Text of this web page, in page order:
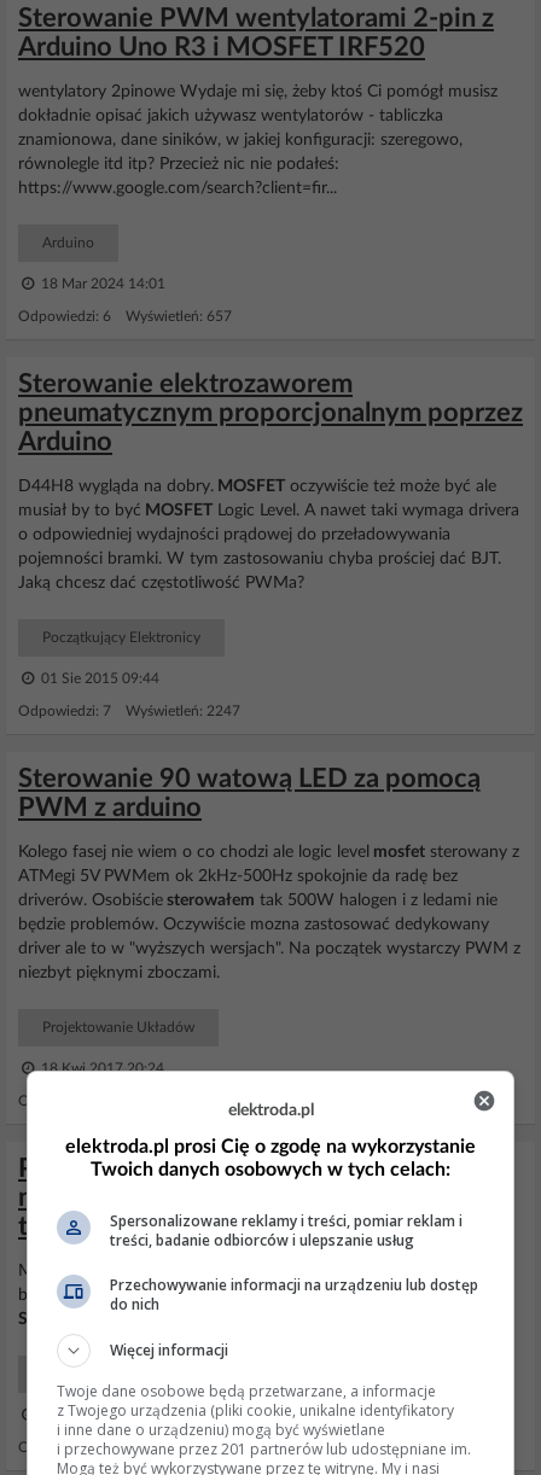
Sterowanie PWM wentylatorami 2-pin z
Arduino Uno R3 i MOSFET IRF520
wentylatory 2pinowe Wydaje mi się, żeby ktoś Ci pomógł musisz
dokładnie opisać jakich używasz wentylatorów - tabliczka
znamionowa, dane siników, w jakiej konfiguracji: szeregowo,
równolegle itd itp? Przecież nic nie podałeś:
https://www.google.com/search?client=fir...
Arduino
18 Mar 2024 14:01
Odpowiedzi: 6 Wyświetleń: 657
Sterowanie elektrozaworem
pneumatycznym proporcjonalnym poprzez
Arduino
D44H8 wygląda na dobry. MOSFET oczywiście też może być ale
musiał by to być MOSFET Logic Level. A nawet taki wymaga drivera
o odpowiedniej wydajności prądowej do przeładowywania
pojemności bramki. W tym zastosowaniu chyba prościej dać BJT.
Jaką chcesz dać częstotliwość PWMa?
Początkujący Elektronicy
01 Sie 2015 09:44
Odpowiedzi: 7 Wyświetleń: 2247
Sterowanie 90 watową LED za pomocą
PWM z arduino
Kolego fasej nie wiem o co chodzi ale logic level mosfet sterowany z
ATMegi 5V PWMem ok 2kHz-500Hz spokojnie da radę bez
driverów. Osobiście sterowałem tak 500W halogen i z ledami nie
będzie problemów. Oczywiście mozna zastosować dedykowany
driver ale to w "wyższych wersjach". Na początek wystarczy PWM z
niezbyt pięknymi zboczami.
Projektowanie Układów
18 Kwi 2017 20:24
Odpowiedzi: 15 Wyświetleń: 15123
Przeróbka ściemniacza 230V na Arduino
na Trailing Edge - tranzystor zamiast
triaka?
Możesz zastosować tranzystory
back-to-back: http://www.irf.com/technical-info/design...
Sterowanie
11 Sty 2019 20:36
Odpowiedzi: 36 Wyświetleń: 2313
elektroda.pl
elektroda.pl prosi Cię o zgodę na wykorzystanie
Twoich danych osobowych w tych celach:
Spersonalizowane reklamy i treści, pomiar reklam i
treści, badanie odbiorców i ulepszanie usług
Przechowywanie informacji na urządzeniu lub dostęp
do nich
Więcej informacji
Twoje dane osobowe będą przetwarzane, a informacje
z Twojego urządzenia (pliki cookie, unikalne identyfikatory
i inne dane o urządzeniu) mogą być wyświetlane
i przechowywane przez 201 partnerów lub udostępniane im.
Mogą też być wykorzystywane przez tę witrynę. My i nasi